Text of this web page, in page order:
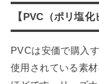
【PVC（ポリ塩
PVCは安価で購入
使用されている素